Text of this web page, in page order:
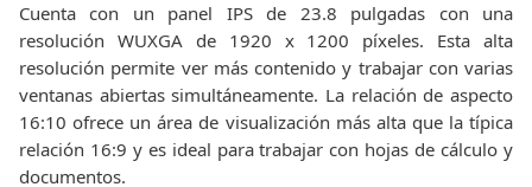
Cuenta con un panel IPS de 23.8 pulgadas con una
resolución WUXGA de 1920 x 1200 píxeles. Esta alta
resolución permite ver más contenido y trabajar con varias
ventanas abiertas simultáneamente. La relación de aspecto
16:10 ofrece un área de visualización más alta que la típica
relación 16:9 y es ideal para trabajar con hojas de cálculo y
documentos.